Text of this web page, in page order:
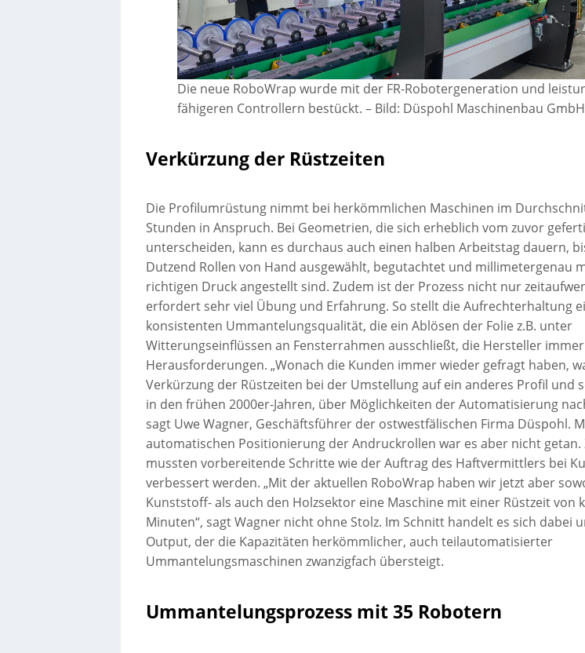
Die neue RoboWrap wurde mit der FR-Robotergeneration und
fähigeren Controllern bestückt. – Bild: Düspohl Maschinenbau GmbH
Verkürzung der Rüstzeiten
Die Profilumrüstung nimmt bei herkömmlichen Maschinen im
Stunden in Anspruch. Bei Geometrien, die sich erheblich vom zuvor
unterscheiden, kann es durchaus auch einen halben Arbeitstag dauern,
Dutzend Rollen von Hand ausgewählt, begutachtet und millimetergenau
richtigen Druck angestellt sind. Zudem ist der Prozess nicht nur
erfordert sehr viel Übung und Erfahrung. So stellt die Aufrechterhaltung
konsistenten Ummantelungsqualität, die ein Ablösen der Folie z.B. unter
Witterungseinflüssen an Fensterrahmen ausschließt, die Hersteller
Herausforderungen. „Wonach die Kunden immer wieder gefragt haben,
Verkürzung der Rüstzeiten bei der Umstellung auf ein anderes Profil und
in den frühen 2000er-Jahren, über Möglichkeiten der Automatisierung
sagt Uwe Wagner, Geschäftsführer der ostwestfälischen Firma Düspohl.
automatischen Positionierung der Andruckrollen war es aber nicht getan.
mussten vorbereitende Schritte wie der Auftrag des Haftvermittlers bei
verbessert werden. „Mit der aktuellen RoboWrap haben wir jetzt aber
Kunststoff- als auch den Holzsektor eine Maschine mit einer Rüstzeit von
Minuten“, sagt Wagner nicht ohne Stolz. Im Schnitt handelt es sich dabei
Output, der die Kapazitäten herkömmlicher, auch teilautomatisierter
Ummantelungsmaschinen zwanzigfach übersteigt.
Ummantelungsprozess mit 35 Robotern